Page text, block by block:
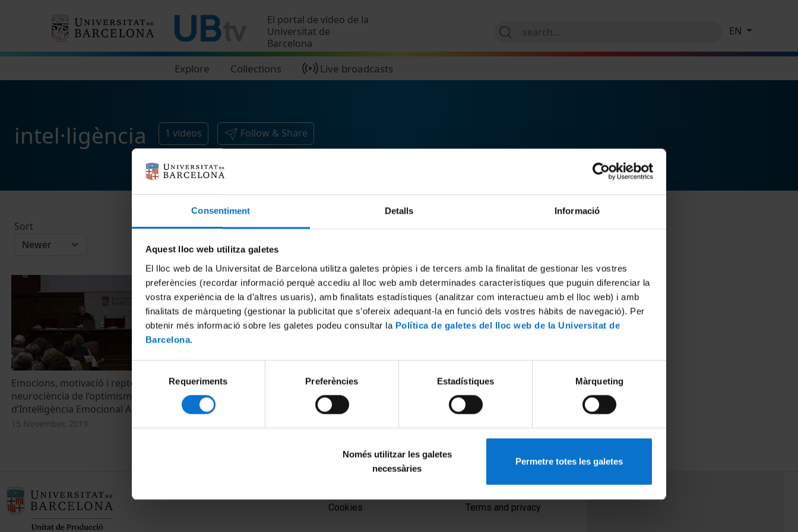
Consentiment Detalls Informació
Aquest lloc web utilitza galetes
El lloc web de la Universitat de Barcelona utilitza galetes pròpies i de tercers amb la finalitat de gestionar les vostres
preferències (recordar informació perquè accediu al lloc web amb determinades característiques que puguin diferenciar la
vostra experiència de la d’altres usuaris), amb finalitats estadístiques (analitzar com interactueu amb el lloc web) i amb
finalitats de màrqueting (gestionar la publicitat que s’ofereix adequant-la en funció dels vostres hàbits de navegació). Per
obtenir més informació sobre les galetes podeu consultar la Política de galetes del lloc web de la Universitat de
Barcelona.
de
consentiment
Requeriments Preferències Estadístiques Màrqueting
Només utilitzar les galetes
necessàries
Permetre totes les galetes
El portal de vídeo de la
Universitat de
Barcelona
Explore Collections Live broadcasts
EN
intel·ligència 1 videos Follow & Share
Sort
Emocions, motivació i repte: La
neurociència de l’optimisme - Club
d’Intel·ligència Emocional Alumni UB
15 November, 2019
Cookies
PEU 2
Terms and privacy
PEU 3